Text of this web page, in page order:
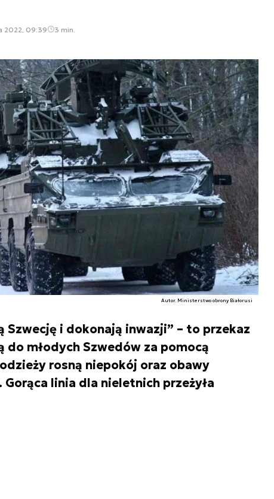
2022, 09:39 3 min.
Autor. Ministerstwo obrony Białorusi
Szwecję i dokonają inwazji” – to przekaz
młodych Szwedów za pomocą
rosną niepokój oraz obawy
linia dla nieletnich przeżyła